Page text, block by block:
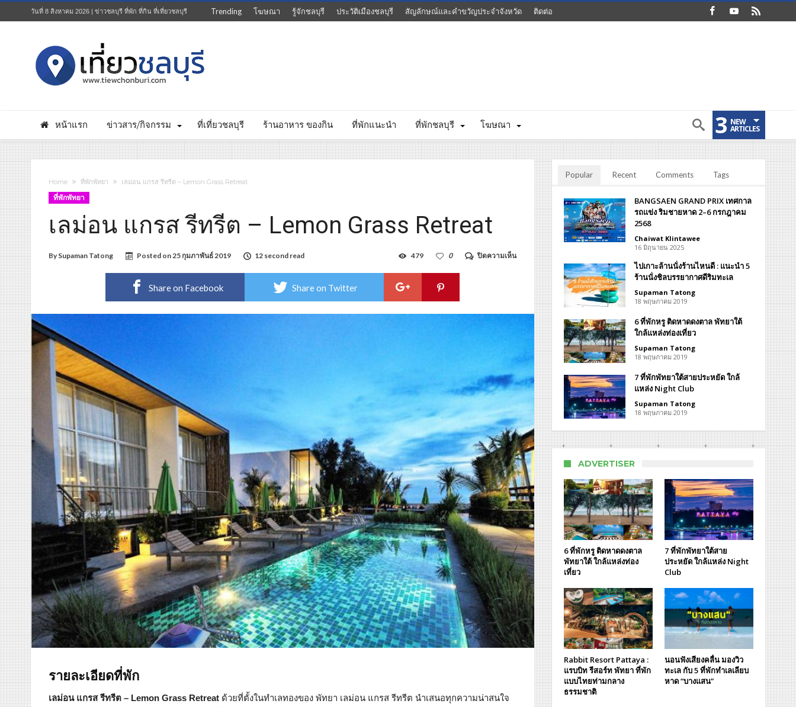
วันที่ 8 สิงหาคม 2026 | ข่าวชลบุรี ที่พัก ที่กิน ที่เที่ยวชลบุรี Trending โฆษณา รู้จักชลบุรี ประวัติเมืองชลบุรี สัญลักษณ์และคำขวัญประจำจังหวัด ติดต่อ
หน้าแรก ข่าวสาร/กิจกรรม ที่เที่ยวชลบุรี ร้านอาหาร ของกิน ที่พักแนะนำ ที่พักชลบุรี โฆษณา 3 NEW
ARTICLES
Home ที่พักพัทยา เลม่อน แกรส รีทรีต – Lemon Grass Retreat
ที่พักพัทยา
เลม่อน แกรส รีทรีต – Lemon Grass Retreat
By Supaman Tatong Posted on25 กุมภาพันธ์ 2019 12 second read ปิดความเห็นบน
–
0
479
Share on Facebook Share on Twitter
รายละเอียดที่พัก
เลม่อน แกรส รีทรีต – Lemon Grass Retreat ด้วยที่ตั้งในทำเลทองของ พัทยา เลม่อน แกรส รีทรีต นำเสนอทุกความน่าสนใจ
Popular Recent Comments Tags
BANGSAEN GRAND PRIX เทศกาล
รถแข่ง ริมชายหาด 2–6 กรกฎาคม
2568
Chaiwat Klintawee
16 มิถุนายน 2025
ไปเกาะล้านนั่งร้านไหนดี : แนะนำ 5
ร้านนั่งชิลบรรยากาศดีริมทะเล
Supaman Tatong
18 พฤษภาคม 2019
6 ที่พักหรู ติดหาดดงตาล พัทยาใต้
ใกล้แหล่งท่องเที่ยว
Supaman Tatong
18 พฤษภาคม 2019
7 ที่พักพัทยาใต้สายประหยัด ใกล้
แหล่ง Night Club
Supaman Tatong
18 พฤษภาคม 2019
ADVERTISER
6 ที่พักหรู ติดหาดดงตาล
พัทยาใต้ ใกล้แหล่งท่อง
เที่ยว
7 ที่พักพัทยาใต้สาย
ประหยัด ใกล้แหล่ง Night
Club
Rabbit Resort Pattaya :
แรบบิท รีสอร์ท พัทยา ที่พัก
แบบไทยท่ามกลาง
ธรรมชาติ
นอนฟังเสียงคลื่น มองวิว
ทะเล กับ 5 ที่พักทำเลเลียบ
หาด “บางแสน”